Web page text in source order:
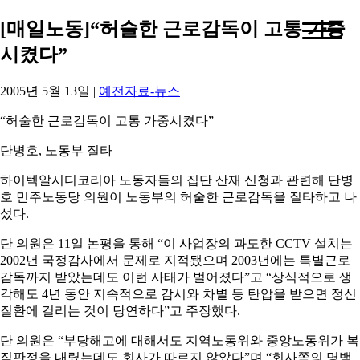
[매일노동]“허술한 근로감독이 고통 가중
시켰다”
2005년 5월 13일 | 예전자료-뉴스
“허술한 근로감독이 고통 가중시켰다”
단병호, 노동부 질타
하이텍알시디코리아 노동자들의 집단 산재 신청과 관련해 단병
호 민주노동당 의원이 노동부의 허술한 근로감독을 질타하고 나
섰다.
단 의원은 11일 논평을 통해 “이 사업장의 과도한 CCTV 설치는
2002년 국정감사에서 문제로 지적됐으며 2003년에는 특별근로
감독까지 받았는데도 이런 사태가 벌어졌다”고 “상식적으로 생
각해도 4년 동안 지속적으로 감시와 차별 등 탄압을 받으면 정신
질환에 걸리는 것이 당연하다”고 주장했다.
단 의원은 “부당해고에 대해서도 지역노동위와 중앙노동위가 복
직판정을 내렸는데도 회사가 따르지 않았다”며 “회사쪽의 명백